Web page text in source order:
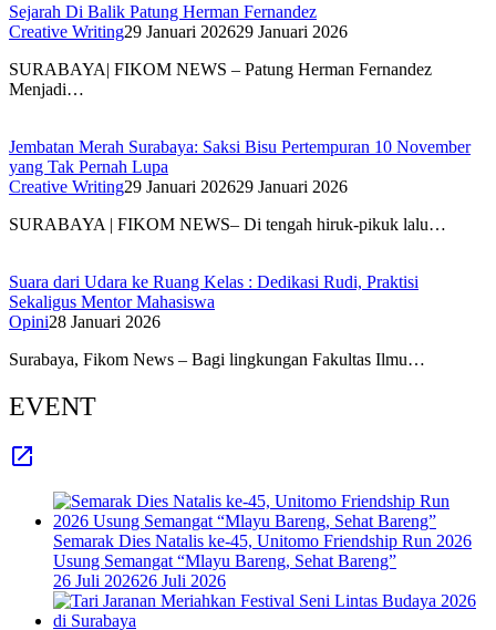
Sejarah Di Balik Patung Herman Fernandez
Creative Writing29 Januari 202629 Januari 2026
SURABAYA| FIKOM NEWS – Patung Herman Fernandez
Menjadi…
Jembatan Merah Surabaya: Saksi Bisu Pertempuran 10 November
yang Tak Pernah Lupa
Creative Writing29 Januari 202629 Januari 2026
SURABAYA | FIKOM NEWS– Di tengah hiruk-pikuk lalu…
Suara dari Udara ke Ruang Kelas : Dedikasi Rudi, Praktisi
Sekaligus Mentor Mahasiswa
Opini28 Januari 2026
Surabaya, Fikom News – Bagi lingkungan Fakultas Ilmu…
EVENT
Semarak Dies Natalis ke-45, Unitomo Friendship Run 2026
Usung Semangat “Mlayu Bareng, Sehat Bareng”
26 Juli 202626 Juli 2026